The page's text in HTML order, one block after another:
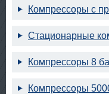
Компрессоры с
Стационарные
Компрессоры 8
Компрессоры